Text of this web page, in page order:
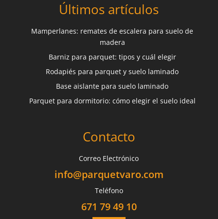
Últimos artículos
Mamperlanes: remates de escalera para suelo de
madera
Barniz para parquet: tipos y cuál elegir
Rodapiés para parquet y suelo laminado
Base aislante para suelo laminado
Parquet para dormitorio: cómo elegir el suelo ideal
Contacto
Correo Electrónico
info@parquetvaro.com
Teléfono
671 79 49 10